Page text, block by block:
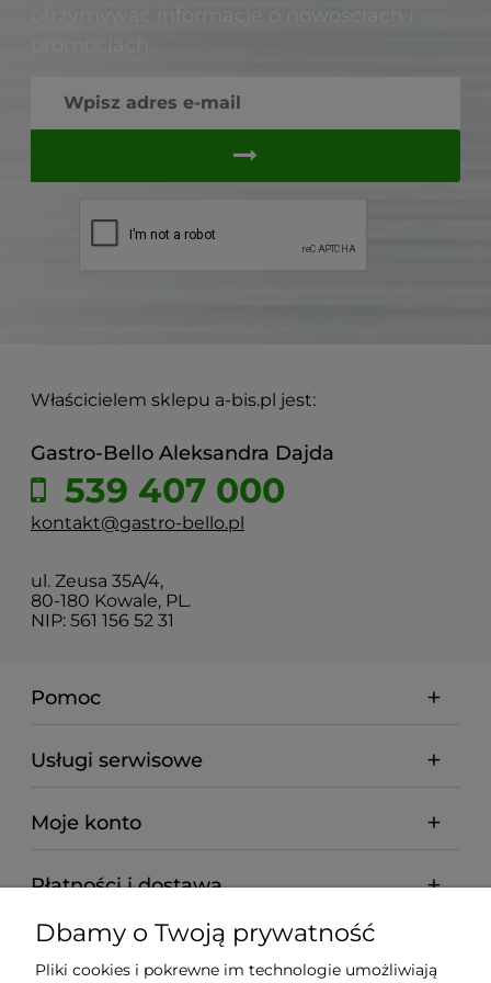
Właścicielem sklepu a-bis.pl jest:
Gastro-Bello Aleksandra Dajda
539 407 000
kontakt@gastro-bello.pl
ul. Zeusa 35A/4,
80-180 Kowale, PL.
NIP: 561 156 52 31
Pomoc
Usługi serwisowe
Moje konto
Płatności i dostawa
Informacje
Dbamy o Twoją prywatność
Pliki cookies i pokrewne im technologie umożliwiają